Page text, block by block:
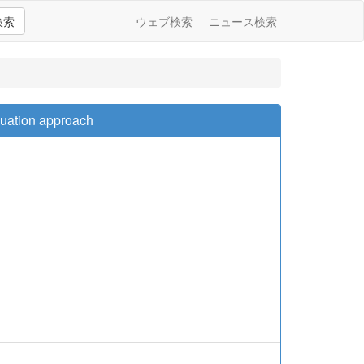
索 ウェブ検索 ニュース検索
approach